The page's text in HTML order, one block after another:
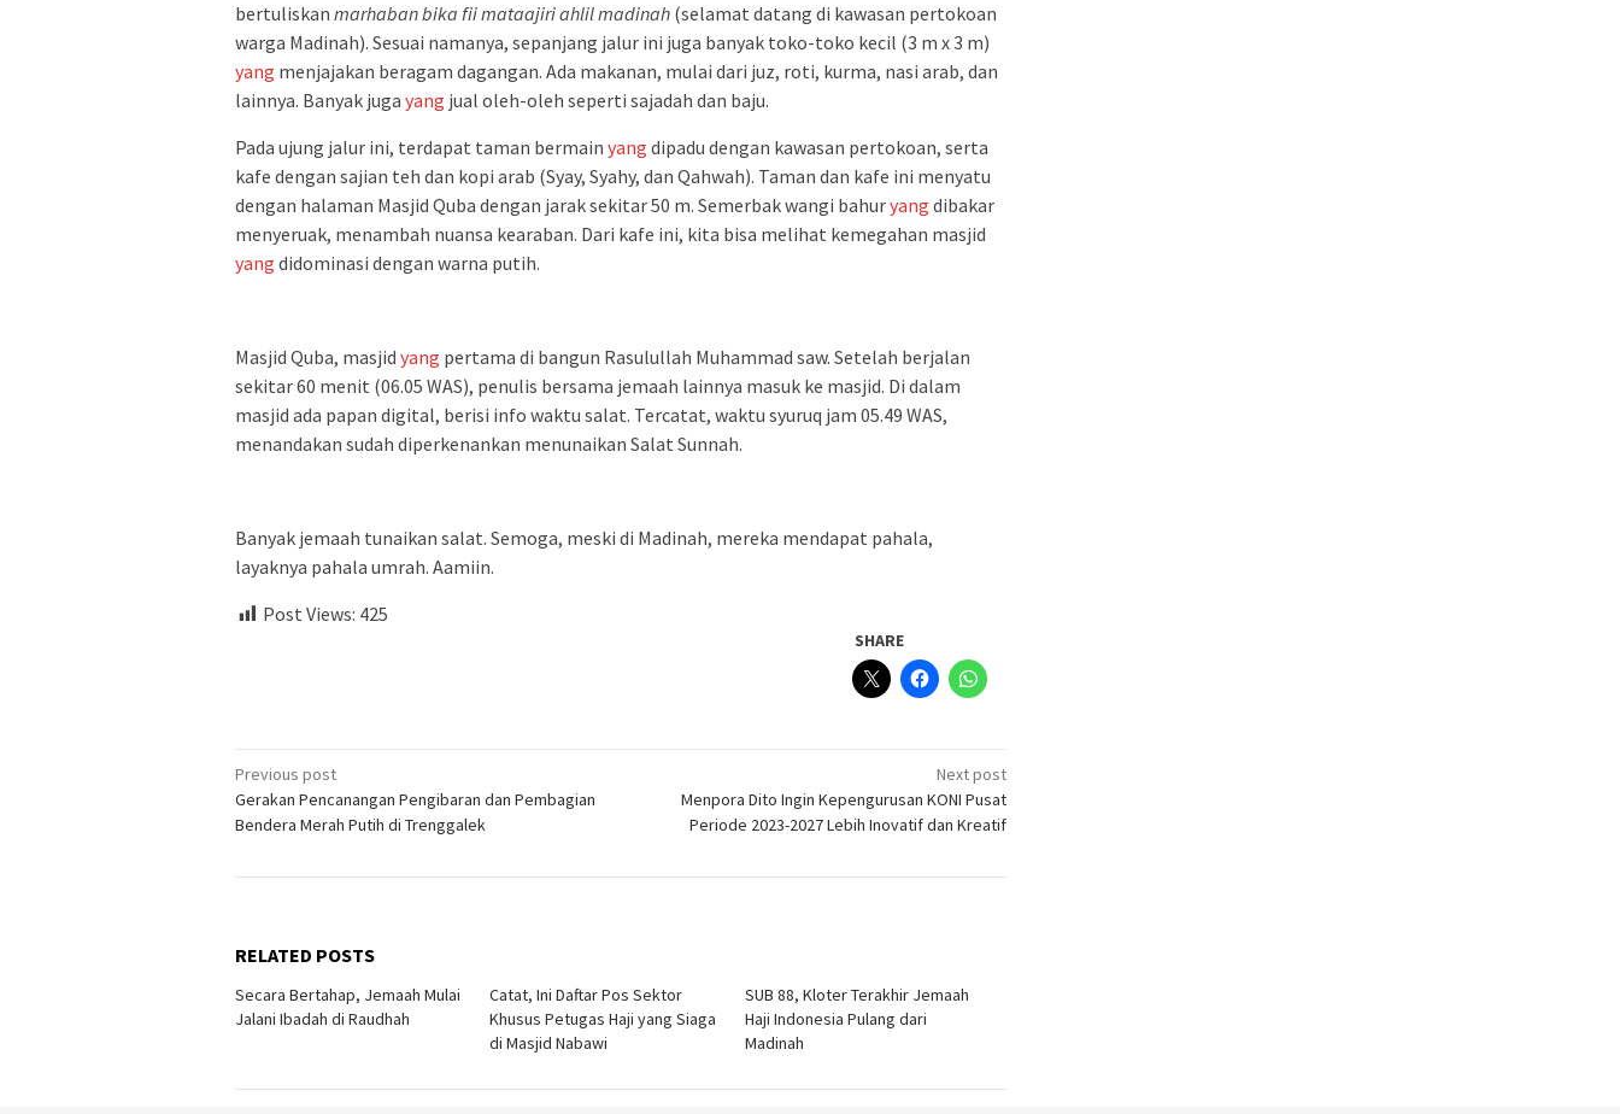
bertuliskan marhabanbika fiimataajiriahlilmadinah (selamat datang di kawasan pertokoan
warga Madinah). Sesuai namanya, sepanjang jalur ini juga banyak toko-toko kecil (3 m x 3 m)
yang menjajakan beragam dagangan. Ada makanan, mulai dari juz, roti, kurma, nasi arab, dan
lainnya. Banyak juga yang jual oleh-oleh seperti sajadah dan baju.
Pada ujung jalur ini, terdapat taman bermain yang dipadu dengan kawasan pertokoan, serta
kafe dengan sajian teh dan kopi arab (Syay, Syahy, dan Qahwah). Taman dan kafe ini menyatu
dengan halaman Masjid Quba dengan jarak sekitar 50 m. Semerbak wangi bahuryang dibakar
menyeruak, menambah nuansa kearaban. Dari kafe ini, kita bisa melihat kemegahan masjid
yang didominasi dengan warna putih.
Masjid Quba, masjid yang pertama di bangun Rasulullah Muhammad saw. Setelah berjalan
sekitar 60 menit (06.05 WAS), penulis bersama jemaah lainnya masuk ke masjid. Di dalam
masjid ada papan digital, berisi info waktu salat. Tercatat, waktu syuruq jam 05.49 WAS,
menandakan sudah diperkenankan menunaikan Salat Sunnah.
Banyak jemaah tunaikan salat. Semoga, meski di Madinah, mereka mendapat pahala,
layaknya pahala umrah. Aamiin.
Post Views: 425
SHARE
Post
navigation
Previous post
Gerakan Pencanangan Pengibaran dan Pembagian
Bendera Merah Putih di Trenggalek
Next post
Menpora Dito Ingin Kepengurusan KONI Pusat
Periode 2023-2027 Lebih Inovatif dan Kreatif
RELATED POSTS
Secara Bertahap, Jemaah Mulai
Jalani Ibadah di Raudhah
Catat, Ini Daftar Pos Sektor
Khusus Petugas Haji yang Siaga
di Masjid Nabawi
SUB 88, Kloter Terakhir Jemaah
Haji Indonesia Pulang dari
Madinah